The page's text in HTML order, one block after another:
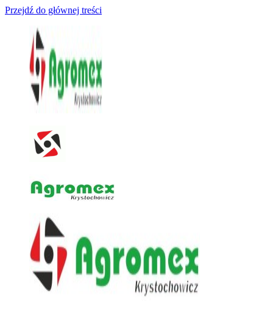
Przejdź do głównej treści